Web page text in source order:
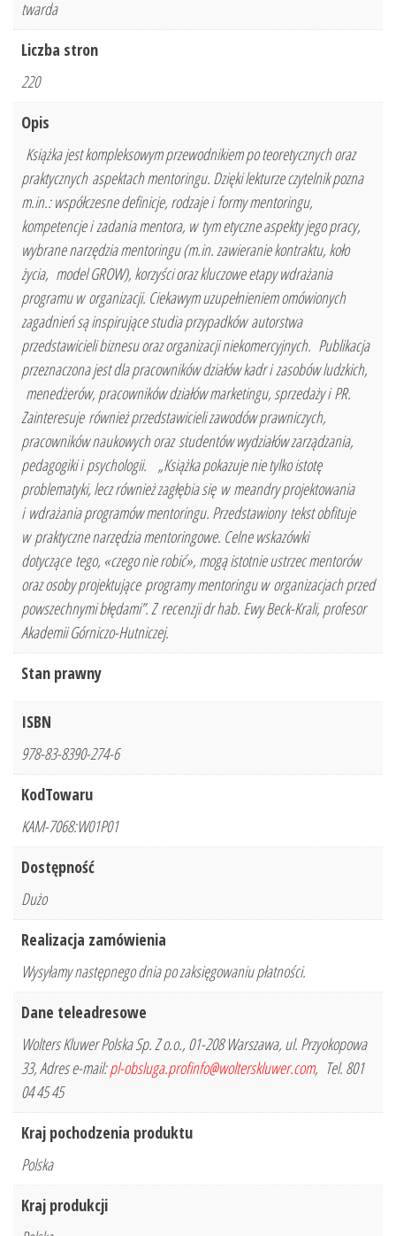
twarda
Liczba stron
220
Opis
Książka jest kompleksowym przewodnikiem po teoretycznych oraz
praktycznych aspektach mentoringu. Dzięki lekturze czytelnik pozna
m.in.: współczesne definicje, rodzaje i formy mentoringu,
kompetencje i zadania mentora, w tym etyczne aspekty jego pracy,
wybrane narzędzia mentoringu (m.in. zawieranie kontraktu, koło
życia, model GROW), korzyści oraz kluczowe etapy wdrażania
programu w organizacji. Ciekawym uzupełnieniem omówionych
zagadnień są inspirujące studia przypadków autorstwa
przedstawicieli biznesu oraz organizacji niekomercyjnych. Publikacja
przeznaczona jest dla pracowników działów kadr i zasobów ludzkich,
menedżerów, pracowników działów marketingu, sprzedaży i PR.
Zainteresuje również przedstawicieli zawodów prawniczych,
pracowników naukowych oraz studentów wydziałów zarządzania,
pedagogiki i psychologii. „Książka pokazuje nie tylko istotę
problematyki, lecz również zagłębia się w meandry projektowania
i wdrażania programów mentoringu. Przedstawiony tekst obfituje
w praktyczne narzędzia mentoringowe. Celne wskazówki
dotyczące tego, «czego nie robić», mogą istotnie ustrzec mentorów
oraz osoby projektujące programy mentoringu w organizacjach przed
powszechnymi błędami”. Z recenzji dr hab. Ewy Beck-Krali, profesor
Akademii Górniczo-Hutniczej.
Stan prawny
ISBN
978-83-8390-274-6
KodTowaru
KAM-7068:W01P01
Dostępność
Dużo
Realizacja zamówienia
Wysyłamy następnego dnia po zaksięgowaniu płatności.
Dane teleadresowe
Wolters Kluwer Polska Sp. Z o.o., 01-208 Warszawa, ul. Przyokopowa
33, Adres e-mail:pl-obsluga.profinfo@wolterskluwer.com, Tel. 801
04 45 45
Kraj pochodzenia produktu
Polska
Kraj produkcji